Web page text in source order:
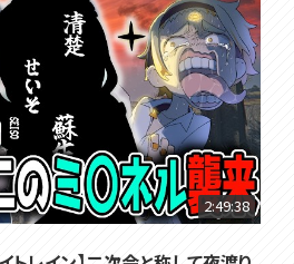
2:49:38